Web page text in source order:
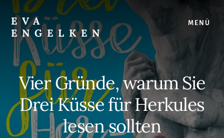
Skip
content
Skip
footer
EVA
ENGELKEN
Juristin,
Autorin,
Strategin
für
Frauenrechte
MENÜ
Vier Gründe, warum Sie
Drei Küsse für Herkules
lesen sollten